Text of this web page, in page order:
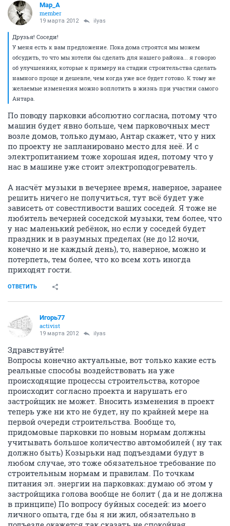
Мар_А
member
19 марта 2012 ilyas
Друзья! Соседи!
У меня есть к вам предложение. Пока дома строятся мы можем
обсудить, то что мы хотели бы сделать для нашего района... я говорю
об улучшениях, которые к примеру на стадии строительства сделать
намного проще и дешевле, чем когда уже все будет готово. К тому же
желаемые изменения можно воплотить в жизнь при участии самого
Антара.
По поводу парковки абсолютно согласна, потому что
машин будет явно больше, чем парковочных мест
возле домов, только думаю, Антар скажет, что у них
по проекту не запланировано место для неё. И с
электропитанием тоже хорошая идея, потому что у
нас в машине уже стоит электроподогреватель.
А насчёт музыки в вечернее время, наверное, заранее
решить ничего не получиться, тут всё будет уже
зависеть от совестливости ваших соседей. Я тоже не
любитель вечерней соседской музыки, тем более, что
у нас маленький ребёнок, но если у соседей будет
праздник и в разумных пределах (не до 12 ночи,
конечно и не каждый день), то, наверное, можно и
потерпеть, тем более, что ко всем хоть иногда
приходят гости.
ОТВЕТИТЬ
Игорь77
activist
19 марта 2012 ilyas
Здравствуйте!
Вопросы конечно актуальные, вот только какие есть
реальные способы воздействовать на уже
происходящие процессы строительства, которое
происходит согласно проекта и нарушать его
застройщик не может. Вносить изменения в проект
теперь уже ни кто не будет, ну по крайней мере на
первой очереди строительства. Вообще то,
придомовые парковки по новым нормам должны
учитывать большое количество автомобилей ( ну так
должно быть) Козырьки над подъездами будут в
любом случае, это тоже обязательное требование по
строительным нормам и правилам. По точкам
питания эл. энергии на парковках: думаю об этом у
застройщика голова вообще не болит ( да и не должна
в принципе) По вопросу буйных соседей: из моего
личного опыта, где бы я ни жил, обязательно в